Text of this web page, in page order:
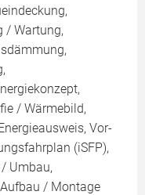
/ Wartung,
/ Wärmebild,
Vor-
(iSFP),
Umbau,
/ Montage